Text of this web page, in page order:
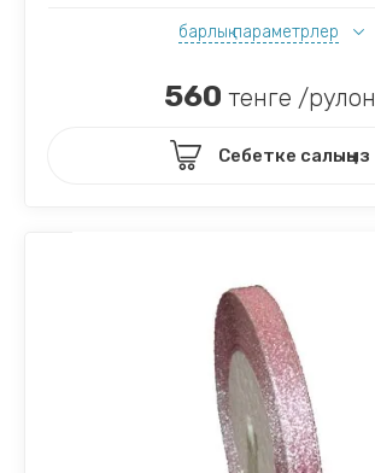
барлық параметрлер
560 тенге /рулон
Себетке салыңыз